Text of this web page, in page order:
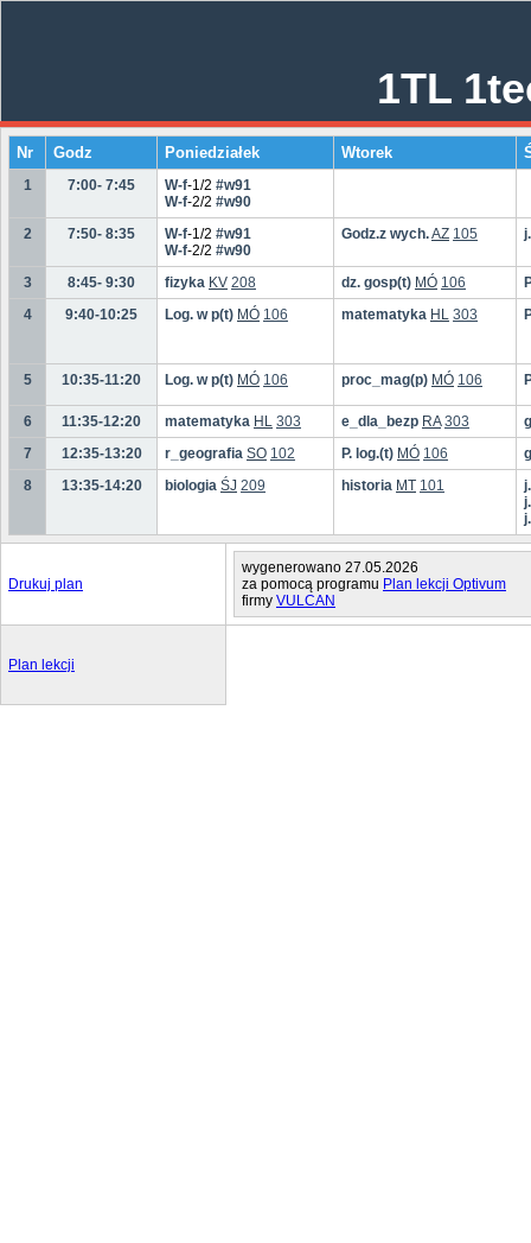
1TL
Nr Godz Poniedziałek Wtorek
1 7:00- 7:45 W-f-1/2 #w91
W-f-2/2 #w90
2
7:50- 8:35 W-f-1/2 #w91
W-f-2/2 #w90
Godz.z wych.AZ 105
3 8:45- 9:30 fizyka KV 208 dz. gosp(t) MÓ 106
4
9:40-10:25 Log. w p(t) MÓ 106 matematyka HL 303
5 10:35-11:20 Log. w p(t) MÓ 106 proc_mag(p) MÓ 106
6 11:35-12:20 matematyka HL 303 e_dla_bezp RA 303
7
12:35-13:20 r_geografia SO 102 P. log.(t) MÓ 106
8
13:35-14:20 biologia ŚJ 209 historia MT 101
Drukuj plan
wygenerowano 27.05.2026
za pomocą programu Plan lekcji Optivum
firmy VULCAN
Plan lekcji